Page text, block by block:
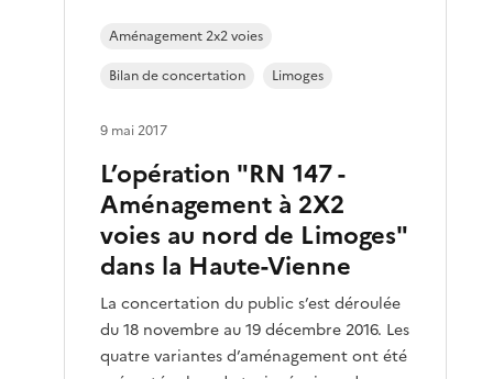
L’opération "RN 147 -
Aménagement à 2X2
voies au nord de Limoges"
dans la Haute-Vienne
La concertation du public s’est déroulée
du 18 novembre au 19 décembre 2016. Les
quatre variantes d’aménagement ont été
Aménagement 2x2 voies
Bilan de concertation
Limoges
9 mai 2017